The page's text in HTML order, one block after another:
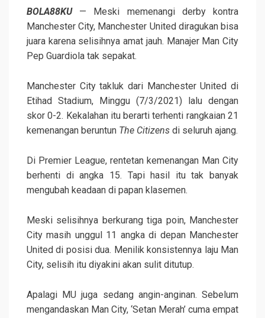
BOLA88KU
— Meski memenangi derby kontra
Manchester City, Manchester United diragukan bisa
juara karena selisihnya amat jauh. Manajer Man City
Pep Guardiola tak sepakat.
Manchester City takluk dari Manchester United di
Etihad Stadium, Minggu (7/3/2021) lalu dengan
skor 0-2. Kekalahan itu berarti terhenti rangkaian 21
kemenangan beruntun The Citizens di seluruh ajang.
Di Premier League, rentetan kemenangan Man City
berhenti di angka 15. Tapi hasil itu tak banyak
mengubah keadaan di papan klasemen.
Meski selisihnya berkurang tiga poin, Manchester
City masih unggul 11 angka di depan Manchester
United di posisi dua. Menilik konsistennya laju Man
City, selisih itu diyakini akan sulit ditutup.
Apalagi MU juga sedang angin-anginan. Sebelum
mengandaskan Man City, ‘Setan Merah’ cuma empat